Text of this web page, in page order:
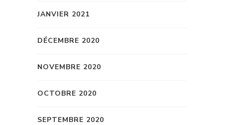
JANVIER 2021
DÉCEMBRE 2020
NOVEMBRE 2020
OCTOBRE 2020
SEPTEMBRE 2020